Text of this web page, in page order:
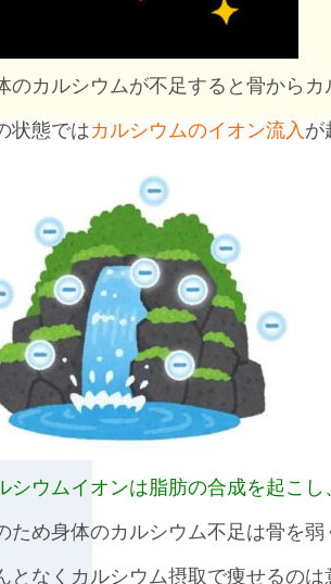
のカルシウムが不足すると骨から
状態ではカルシウムのイオン流入 が
シウムイオンは脂肪の合成を起こ
ため身体のカルシウム不足は骨を
となくカルシウム摂取で痩せるのは